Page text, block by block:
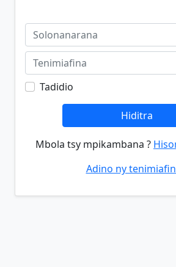
Tadidio
Hiditra
Mbola tsy mpikambana ?
Adino ny